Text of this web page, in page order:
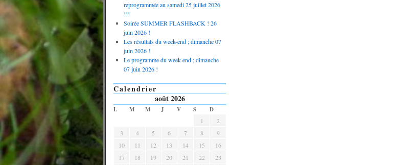
reprogrammée au samedi 25 juillet 2026
!!!
Soirée SUMMER FLASHBACK ! 26
juin 2026 !
Les résultats du week-end ; dimanche 07
juin 2026 !
Le programme du week-end ; dimanche
07 juin 2026 !
Calendrier
août 2026
L M M J V S
D
1
2
3
4 5 6 7 8
9
10
11 12 13 14 15
16
17
18 19 20 21 22
23